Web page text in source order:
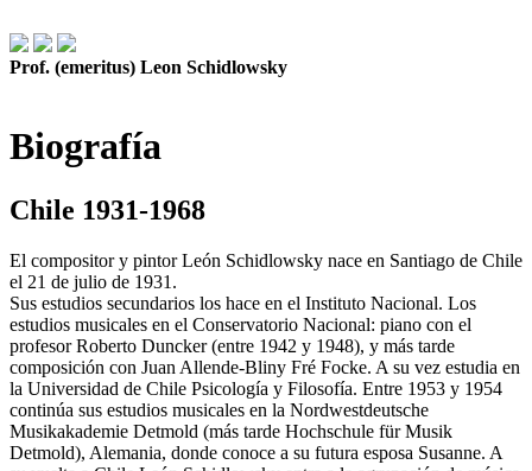
Prof. (emeritus) Leon Schidlowsky
Biografía
Chile 1931-1968
El compositor y pintor León Schidlowsky nace en Santiago de Chile
el 21 de julio de 1931.
Sus estudios secundarios los hace en el Instituto Nacional. Los
estudios musicales en el Conservatorio Nacional: piano con el
profesor Roberto Duncker (entre 1942 y 1948), y más tarde
composición con Juan Allende-Bliny Fré Focke. A su vez estudia en
la Universidad de Chile Psicología y Filosofía. Entre 1953 y 1954
continúa sus estudios musicales en la Nordwestdeutsche
Musikakademie Detmold (más tarde Hochschule für Musik
Detmold), Alemania, donde conoce a su futura esposa Susanne. A